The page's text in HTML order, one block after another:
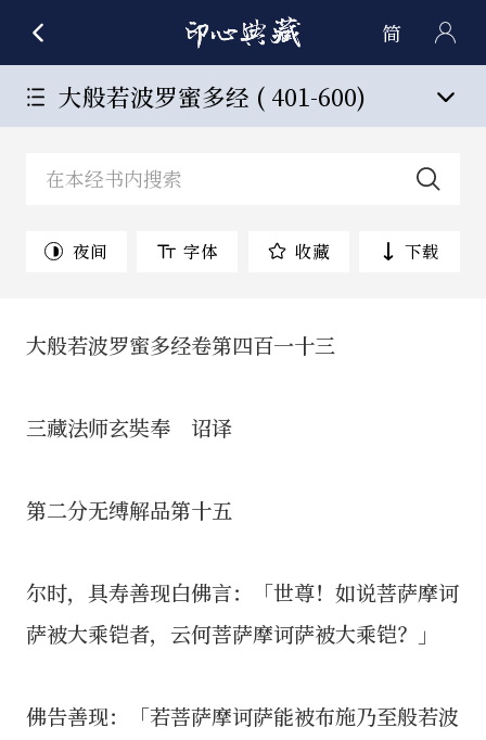
简
大般若波罗蜜多经 ( 401-600)
夜间 字体 收藏 下载
大般若波罗蜜多经卷第四百一十三
三藏法师玄奘奉 诏译
第二分无缚解品第十五
尔时，具寿善现白佛言：「世尊！如说菩萨摩诃
萨被大乘铠者，云何菩萨摩诃萨被大乘铠？」
佛告善现：「若菩萨摩诃萨能被布施乃至般若波